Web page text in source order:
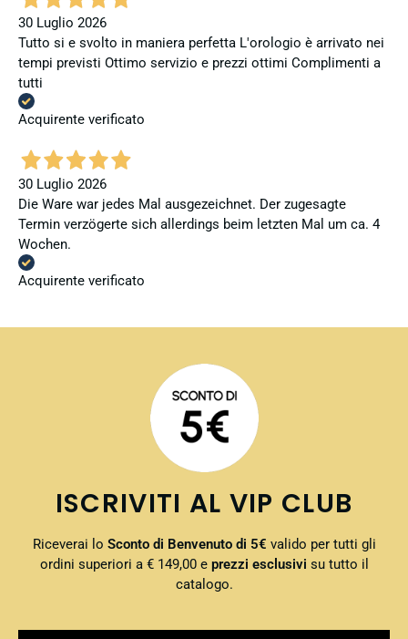
30 Luglio 2026
Tutto si e svolto in maniera perfetta L'orologio è arrivato nei
tempi previsti Ottimo servizio e prezzi ottimi Complimenti a
tutti
Acquirente verificato
30 Luglio 2026
Die Ware war jedes Mal ausgezeichnet. Der zugesagte
Termin verzögerte sich allerdings beim letzten Mal um ca. 4
Wochen.
Acquirente verificato
ISCRIVITI AL VIP CLUB
Riceverai lo Sconto di Benvenuto di 5€ valido per tutti gli
ordini superiori a € 149,00 e prezzi esclusivi su tutto il
catalogo.